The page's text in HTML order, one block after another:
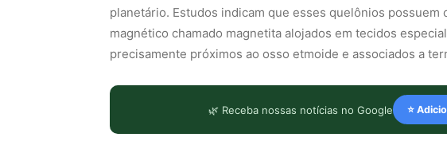
planetário. Estudos indicam que esses quelônios
magnético chamado magnetita alojados em tecidos
precisamente próximos ao osso etmoide e associados a
🌿 Receba nossas notícias no Google ⭐